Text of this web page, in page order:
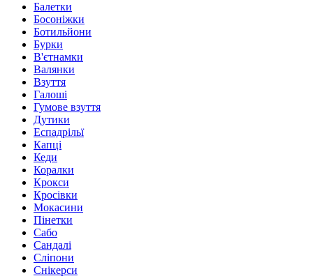
Балетки
Босоніжки
Ботильйони
Бурки
В'єтнамки
Валянки
Взуття
Галоші
Гумове взуття
Дутики
Еспадрільї
Капці
Кеди
Коралки
Крокси
Кросівки
Мокасини
Пінетки
Сабо
Сандалі
Сліпони
Снікерси